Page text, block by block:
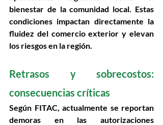
bienestar de la comunidad local. Estas
condiciones impactan directamente la
fluidez del comercio exterior y elevan
los riesgos en la región.
Retrasos y sobrecostos:
consecuencias críticas
demoras en las autorizaciones